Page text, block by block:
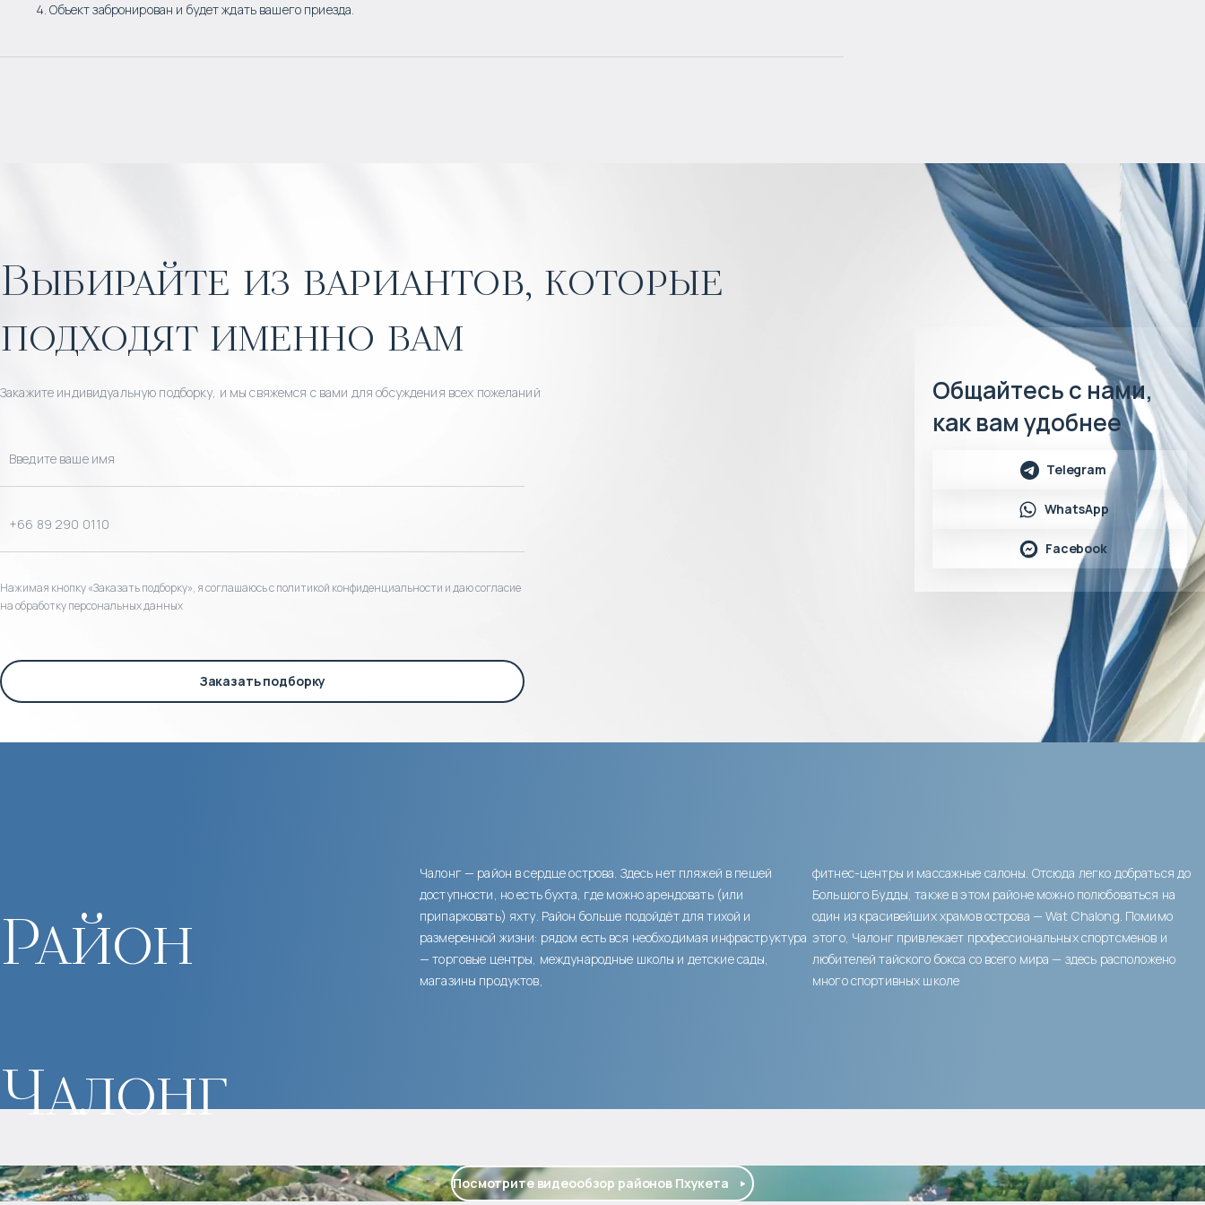
4. Объект забронирован и будет ждать вашего приезда.
Выбирайте из вариантов, которые
подходят именно вам
Закажите индивидуальную подборку, и мы свяжемся с вами для обсуждения всех пожеланий
Нажимая кнопку «Заказать подборку», я соглашаюсь с политикой конфиденциальности и даю согласие
на обработку персональных данных
Заказать подборку
Общайтесь с нами,
как вам удобнее
Telegram
WhatsApp
Facebook
Район
Чалонг
Чалонг — район в сердце острова. Здесь нет пляжей в пешей
доступности, но есть бухта, где можно арендовать (или
припарковать) яхту. Район больше подойдёт для тихой и
размеренной жизни: рядом есть вся необходимая инфраструктура
— торговые центры, международные школы и детские сады,
магазины продуктов,
фитнес-центры и массажные салоны. Отсюда легко добраться до
Большого Будды, также в этом районе можно полюбоваться на
один из красивейших храмов острова — Wat Chalong. Помимо
этого, Чалонг привлекает профессиональных спортсменов и
любителей тайского бокса со всего мира — здесь расположено
много спортивных школе
Посмотрите видеообзор районов Пхукета